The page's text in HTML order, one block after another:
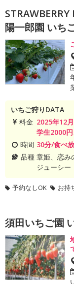
陽一郎園 いち
いちご狩りDATA
料金 2025年12
学生2000
時間 30分/食べ
品種 章姫、恋み
ジューシー
予約なしOK お持
須田いちご園